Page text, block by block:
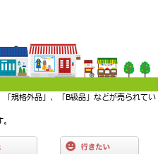
規格外品」、「B級品」などが売られてい